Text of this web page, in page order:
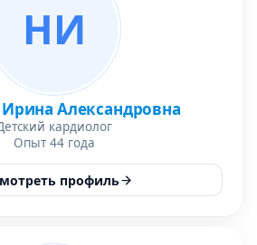
НИ
Александровна
кардиолог
Опыт 44 года
профиль